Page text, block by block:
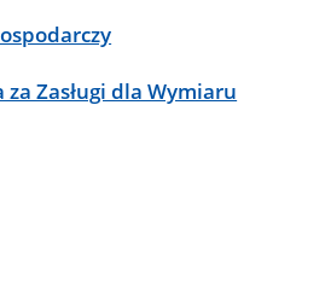
Zasługi dla Wymiaru